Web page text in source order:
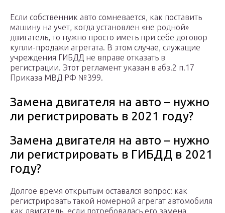
Если собственник авто сомневается, как поставить
машину на учет, когда установлен «не родной»
двигатель, то нужно просто иметь при себе договор
купли-продажи агрегата. В этом случае, служащие
учреждения ГИБДД не вправе отказать в
регистрации. Этот регламент указан в абз.2 п.17
Приказа МВД РФ №399.
Замена двигателя на авто – нужно
ли регистрировать в 2021 году?
Замена двигателя на авто – нужно
ли регистрировать в ГИБДД в 2021
году?
Долгое время открытым оставался вопрос: как
регистрировать такой номерной агрегат автомобиля
как двигатель, если потребовалась его замена.